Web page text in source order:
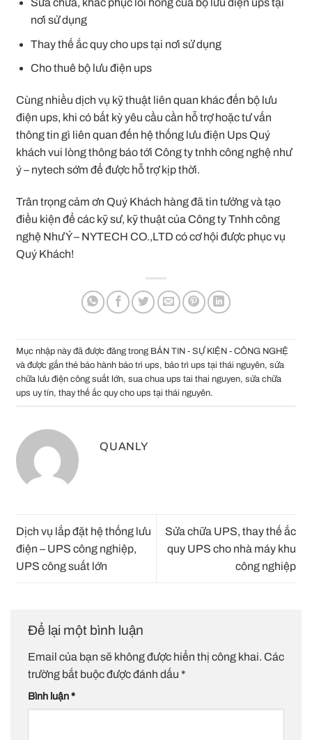
Sửa chữa, khắc phục lỗi hỏng của bộ lưu điện ups tại
nơi sử dụng
Thay thế ắc quy cho ups tại nơi sử dụng
Cho thuê bộ lưu điện ups
Cùng nhiều dịch vụ kỹ thuật liên quan khác đến bộ lưu
điện ups, khi có bất kỳ yêu cầu cần hỗ trợ hoặc tư vấn
thông tin gì liên quan đến hệ thống lưu điện Ups Quý
khách vui lòng thông báo tới Công ty tnhh công nghệ như
ý – nytech sớm để được hỗ trợ kịp thời.
Trân trọng cảm ơn Quý Khách hàng đã tin tưởng và tạo
điều kiện để các kỹ sư, kỹ thuật của Công ty Tnhh công
nghệ Như Ý – NYTECH CO.,LTD có cơ hội được phục vụ
Quý Khách!
Mục nhập này đã được đăng trong BẢN TIN - SỰ KIỆN - CÔNG NGHỆ
và được gắn thẻ bảo hành bảo trì ups, bảo trì ups tại thái nguyên, sửa
chữa lưu điện công suất lớn, sua chua ups tai thai nguyen, sửa chữa
ups uy tín, thay thế ắc quy cho ups tại thái nguyên.
QUANLY
Dịch vụ lắp đặt hệ thống lưu
điện – UPS công nghiệp,
UPS công suất lớn
Sửa chữa UPS, thay thế ắc
quy UPS cho nhà máy khu
công nghiệp
Để lại một bình luận
Email của bạn sẽ không được hiển thị công khai. Các
trường bắt buộc được đánh dấu *
Bình luận*